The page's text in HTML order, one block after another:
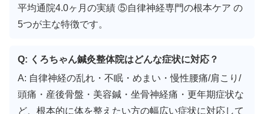
平均通院4.0ヶ月の実績 ⑤自律神経専門の根本ケア の
5つが主な特徴です。
Q: くろちゃん鍼灸整体院はどんな症状に対応？
A: 自律神経の乱れ・不眠・めまい・慢性腰痛/肩こり/
頭痛・産後骨盤・美容鍼・坐骨神経痛・更年期症状な
ど、根本的に体を整えたい方の幅広い症状に対応して